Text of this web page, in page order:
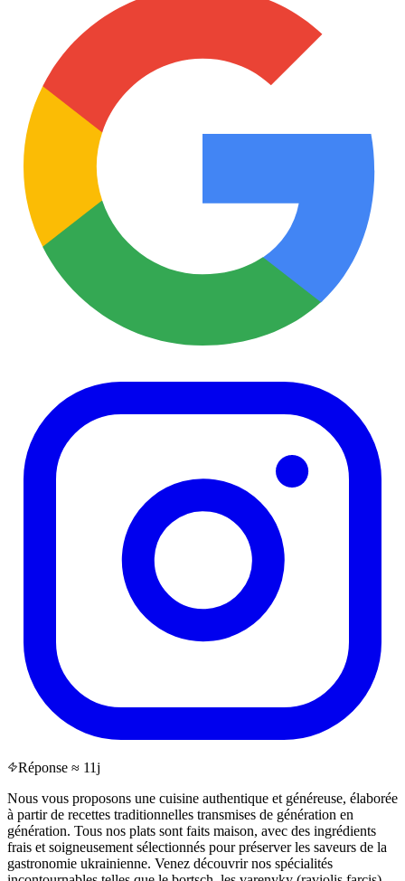
Réponse ≈ 11j
Nous vous proposons une cuisine authentique et généreuse, élaborée
à partir de recettes traditionnelles transmises de génération en
génération. Tous nos plats sont faits maison, avec des ingrédients
frais et soigneusement sélectionnés pour préserver les saveurs de la
gastronomie ukrainienne. Venez découvrir nos spécialités